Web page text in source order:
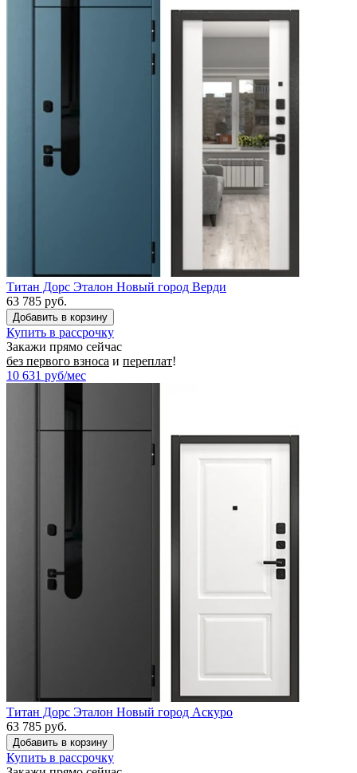
Титан Дорс Эталон Новый город Верди
63 785 руб.
Купить в рассрочку
Закажи прямо сейчас
без первого взноса и переплат!
10 631 руб/мес
Титан Дорс Эталон Новый город Аскуро
63 785 руб.
Купить в рассрочку